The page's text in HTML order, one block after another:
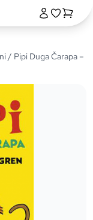
/ Pipi Duga Čarapa –